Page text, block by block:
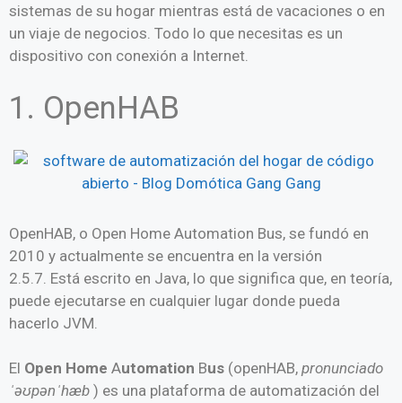
sistemas de su hogar mientras está de vacaciones o en
un viaje de negocios. Todo lo que necesitas es un
dispositivo con conexión a Internet.
1. OpenHAB
OpenHAB, o Open Home Automation Bus, se fundó en
2010 y actualmente se encuentra en la versión
2.5.7. Está escrito en Java, lo que significa que, en teoría,
puede ejecutarse en cualquier lugar donde pueda
hacerlo JVM.
El Open Home Automation Bus (openHAB, pronunciado
ˈəʊpənˈhæb ) es una plataforma de automatización del